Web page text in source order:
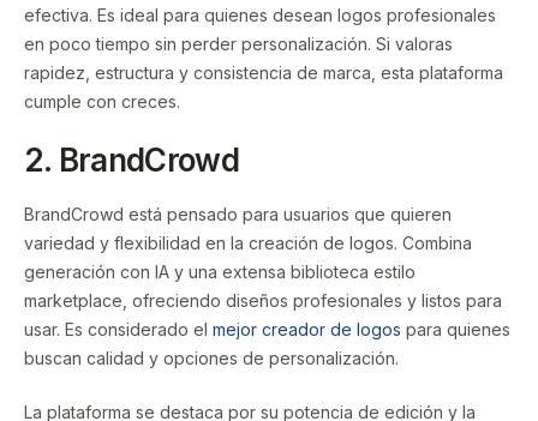
efectiva. Es ideal para quienes desean logos profesionales
en poco tiempo sin perder personalización. Si valoras
rapidez, estructura y consistencia de marca, esta plataforma
cumple con creces.
2. BrandCrowd
BrandCrowd está pensado para usuarios que quieren
variedad y flexibilidad en la creación de logos. Combina
generación con IA y una extensa biblioteca estilo
marketplace, ofreciendo diseños profesionales y listos para
usar. Es considerado el mejor creador de logos para quienes
buscan calidad y opciones de personalización.
La plataforma se destaca por su potencia de edición y la